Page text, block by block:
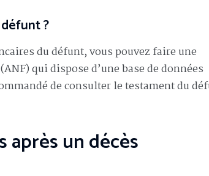
?
du défunt, vous pouvez faire une
qui dispose d’une base de données
de consulter le testament du
un décès